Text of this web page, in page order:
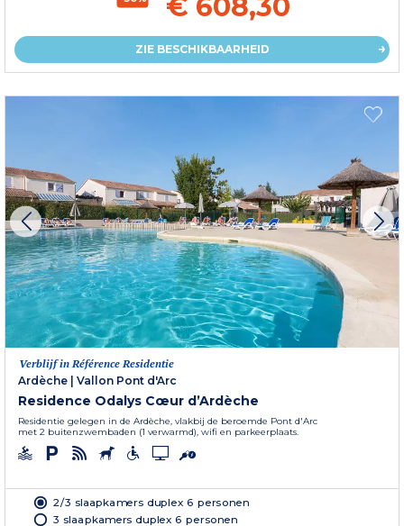
€ 608,30
ZIE BESCHIKBAARHEID
Verblijf in Référence Residentie
Ardèche | Vallon Pont d'Arc
Residence Odalys Cœur d’Ardèche
Residentie gelegen in de Ardèche, vlakbij de beroemde Pont d'Arc
met 2 buitenzwembaden (1 verwarmd), wifi en parkeerplaats.
2/3 slaapkamers duplex 6 personen
3 slaapkamers duplex 6 personen